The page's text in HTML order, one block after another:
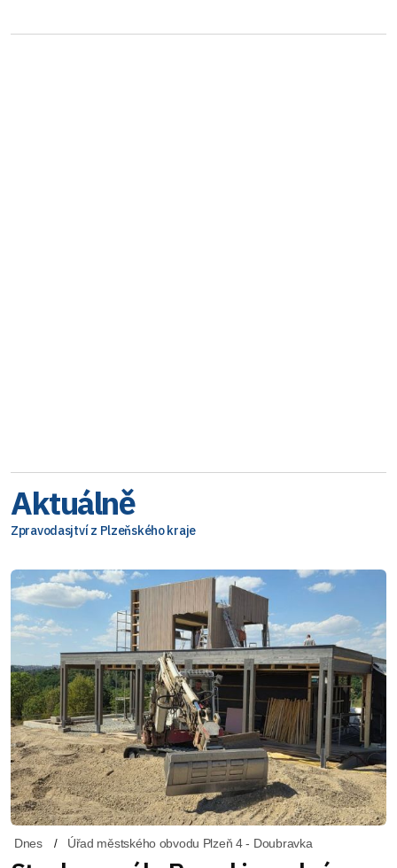
Aktuálně
Zpravodasjtví z Plzeňského kraje
Dnes Úřad městského obvodu Plzeň 4 - Doubravka